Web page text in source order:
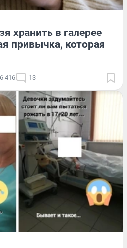
хранить в галерее
привычка, которая
6 416 13